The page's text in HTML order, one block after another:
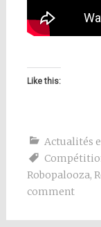
Like this:
Actualités
Robopalooza,
comment